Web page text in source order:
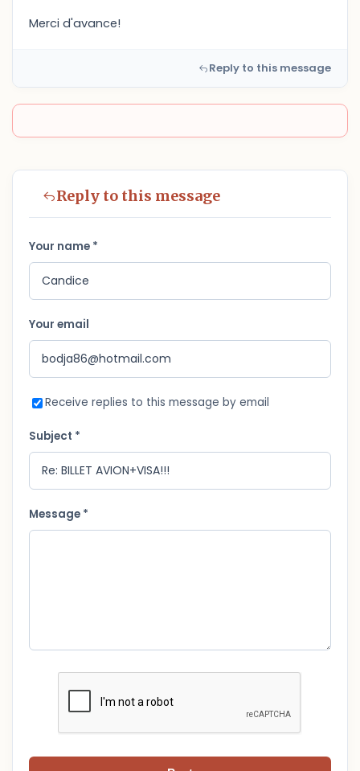
Merci d'avance!
Reply to this message
Reply to this message
Your name *
Your email
Receive replies to this message by email
Subject *
Message *